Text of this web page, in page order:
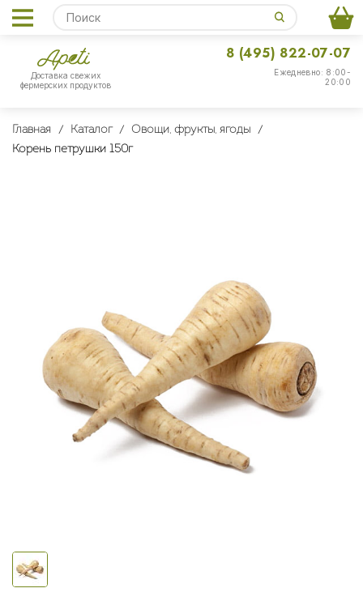
Доставка свежих
фермерских продуктов
Ежедневно: 8:00-
20:00
8 (495) 822-07-07
Главная Каталог
Овощи, фрукты, ягоды
Корень петрушки 150г